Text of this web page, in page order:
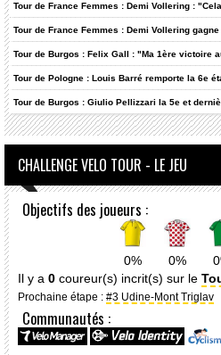
Tour de France Femmes : Demi Vollering :
Tour de France Femmes : Demi Vollering
Tour de Burgos : Felix Gall : "Ma 1ère victoire
Tour de Pologne : Louis Barré remporte la 6e
Tour de Burgos : Giulio Pellizzari la 5e et
CHALLENGE VELO TOUR - LE JEU
Objectifs des joueurs :
0% 0%
Il y a 0 coureur(s) incrit(s) sur le
Prochaine étape : #3 Udine-Mont Triglav
Communautés :